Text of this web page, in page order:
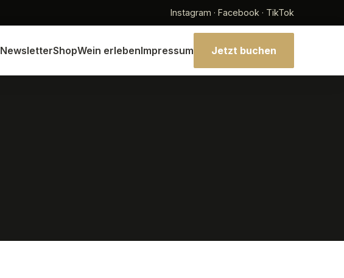
Instagram · Facebook · TikTok
NewsletterShopWein erlebenImpressum Jetzt buchen